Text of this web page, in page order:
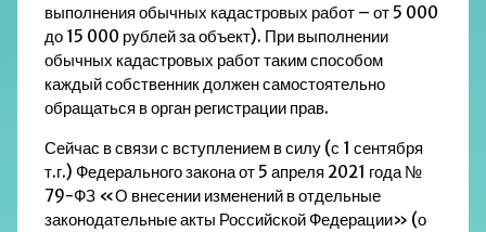
выполнения обычных кадастровых работ – от 5 000
до 15 000 рублей за объект). При выполнении
обычных кадастровых работ таким способом
каждый собственник должен самостоятельно
обращаться в орган регистрации прав.
Сейчас в связи с вступлением в силу (с 1 сентября
т.г.) Федерального закона от 5 апреля 2021 года №
79-ФЗ «О внесении изменений в отдельные
законодательные акты Российской Федерации» (о